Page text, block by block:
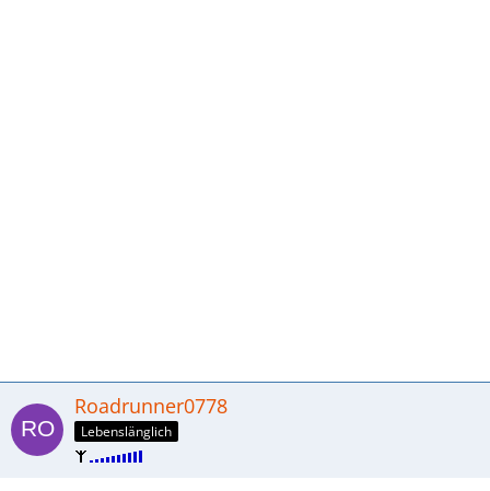
Roadrunner0778
Lebenslänglich